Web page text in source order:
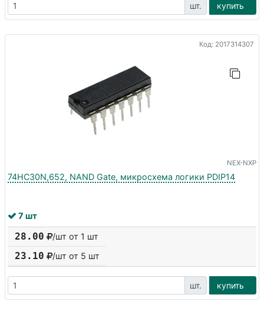
шт. купить
Код: 2017314307
NEX-NXP
74HC30N,652, NAND Gate, микросхема логики PDIP14
7 шт
28.00 /шт от 1 шт
23.10 /шт от 5 шт
шт. купить